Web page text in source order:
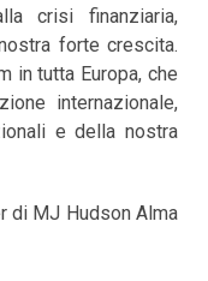
crisi finanziaria,
forte crescita.
in tutta Europa, che
internazionale,
e della nostra
di MJ Hudson Alma